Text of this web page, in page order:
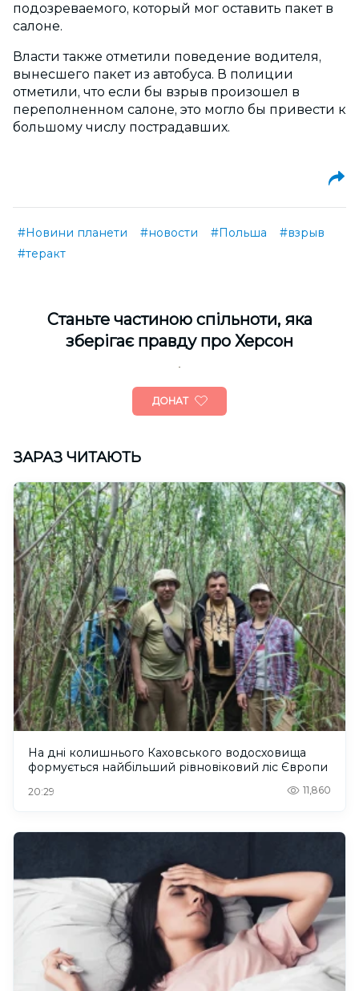
подозреваемого, который мог оставить пакет в
салоне.
Власти также отметили поведение водителя,
вынесшего пакет из автобуса. В полиции
отметили, что если бы взрыв произошел в
переполненном салоне, это могло бы привести к
большому числу пострадавших.
#Новини планети #новости #Польша
#взрыв
#теракт
Cтаньте частиною спільноти, яка
зберігає правду про Херсон
ДОНАТ
ЗАРАЗ ЧИТАЮТЬ
На дні колишнього Каховського водосховища
формується найбільший рівновіковий ліс Європи
20:29 11,860